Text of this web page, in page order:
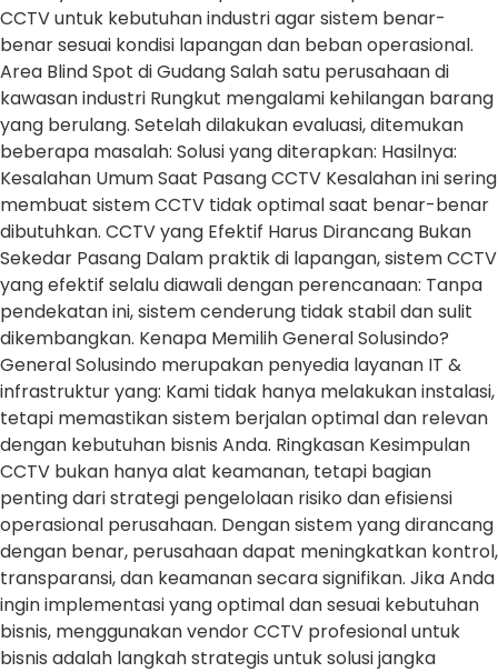
CCTV untuk kebutuhan industri agar sistem benar-
benar sesuai kondisi lapangan dan beban operasional.
Area Blind Spot di Gudang Salah satu perusahaan di
kawasan industri Rungkut mengalami kehilangan barang
yang berulang. Setelah dilakukan evaluasi, ditemukan
beberapa masalah: Solusi yang diterapkan: Hasilnya:
Kesalahan Umum Saat Pasang CCTV Kesalahan ini sering
membuat sistem CCTV tidak optimal saat benar-benar
dibutuhkan. CCTV yang Efektif Harus Dirancang Bukan
Sekedar Pasang Dalam praktik di lapangan, sistem CCTV
yang efektif selalu diawali dengan perencanaan: Tanpa
pendekatan ini, sistem cenderung tidak stabil dan sulit
dikembangkan. Kenapa Memilih General Solusindo?
General Solusindo merupakan penyedia layanan IT &
infrastruktur yang: Kami tidak hanya melakukan instalasi,
tetapi memastikan sistem berjalan optimal dan relevan
dengan kebutuhan bisnis Anda. Ringkasan Kesimpulan
CCTV bukan hanya alat keamanan, tetapi bagian
penting dari strategi pengelolaan risiko dan efisiensi
operasional perusahaan. Dengan sistem yang dirancang
dengan benar, perusahaan dapat meningkatkan kontrol,
transparansi, dan keamanan secara signifikan. Jika Anda
ingin implementasi yang optimal dan sesuai kebutuhan
bisnis, menggunakan vendor CCTV profesional untuk
bisnis adalah langkah strategis untuk solusi jangka